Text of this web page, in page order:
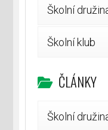
Školní
Školní klub
ČLÁNKY
Školní